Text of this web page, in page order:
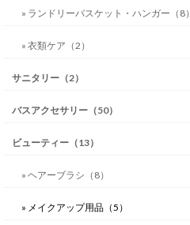
» ランドリーバスケット・ハンガー（8）
» 衣類ケア（2）
サニタリー（2）
バスアクセサリー（50）
ビューティー（13）
» ヘアーブラシ（8）
» メイクアップ用品（5）